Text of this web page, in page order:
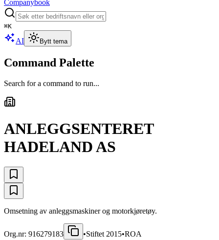
Companybook
⌘K
AI Bytt tema
Command Palette
Search for a command to run...
ANLEGGSENTERET
HADELAND AS
Omsetning av anleggsmaskiner og motorkjøretøy.
Org.nr: 916279183 •Stiftet 2015•ROA